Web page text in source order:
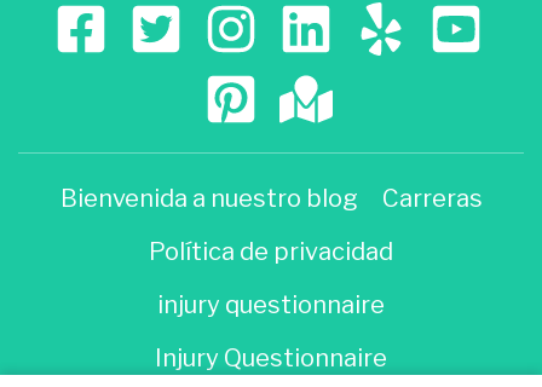
Bienvenida a nuestro blog
Carreras
Política de privacidad
injury questionnaire
Injury Questionnaire